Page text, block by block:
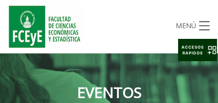
MENÚ
EVENTOS
ACCESOS
RAPIDOS